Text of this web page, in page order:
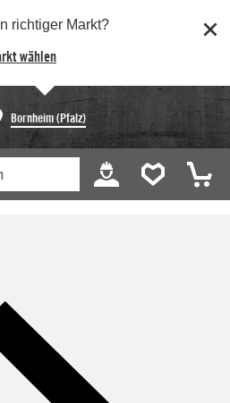
richtiger Markt?
wählen
Bornheim (Pfalz)